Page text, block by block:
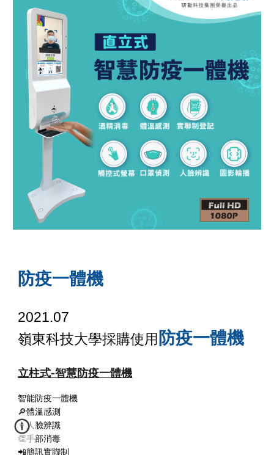
防疫一體機
2021.07
嶺東科技大學採購使用 防疫一體機
立柱式-智慧防疫一體機
智能防疫一體機
🔎體溫感測
👩人臉辨識
👏手部消毒
📲簡訊實聯制